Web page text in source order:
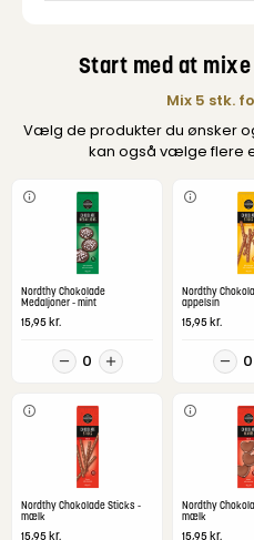
Start med at
Mix 5 stk.
Vælg de produkter du ønsker
kan også vælge flere
Nordthy Chokolade
Medaljoner - mint
15,95kr.
0
Nordthy
appelsin
15,95kr.
0
Nordthy Chokolade Sticks -
mælk
15,95kr.
Nordthy
mælk
15,95kr.